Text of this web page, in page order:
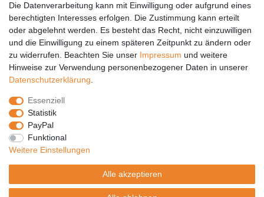
DHL
GLS
PaketPLUS
SPONSORING
Malchower SV 90
Malchower Wölfe
ZERTIFIKATE
Händlerbund
Trusted Shops
Die Datenverarbeitung kann mit Einwilligung oder aufgrund eines
berechtigten Interesses erfolgen. Die Zustimmung kann erteilt
oder abgelehnt werden. Es besteht das Recht, nicht einzuwilligen
und die Einwilligung zu einem späteren Zeitpunkt zu ändern oder
zu widerrufen. Beachten Sie unser Impressum und weitere
Hinweise zur Verwendung personenbezogener Daten in unserer
Daten­schutz­erklärung
Essenziell
Statistik
PayPal
Funktional
Weitere Einstellungen
Alle akzeptieren